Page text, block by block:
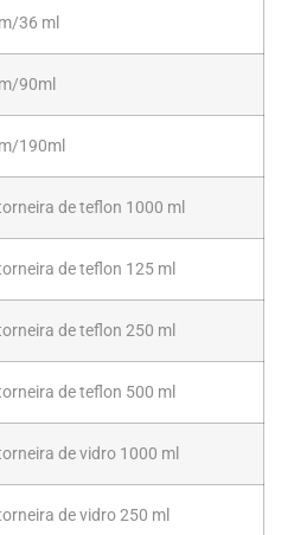
36 ml
90ml
190ml
de teflon 1000 ml
de teflon 125 ml
de teflon 250 ml
de teflon 500 ml
de vidro 1000 ml
de vidro 250 ml